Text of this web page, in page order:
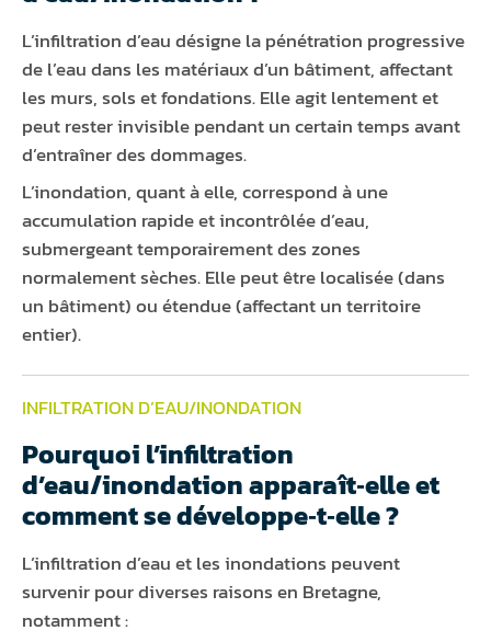
L’infiltration d’eau désigne la pénétration progressive
de l’eau dans les matériaux d’un bâtiment, affectant
les murs, sols et fondations. Elle agit lentement et
peut rester invisible pendant un certain temps avant
d’entraîner des dommages.
L’inondation, quant à elle, correspond à une
accumulation rapide et incontrôlée d’eau,
submergeant temporairement des zones
normalement sèches. Elle peut être localisée (dans
un bâtiment) ou étendue (affectant un territoire
entier).
INFILTRATION D’EAU/INONDATION
Pourquoi l’infiltration
d’eau/inondation apparaît‑elle et
comment se développe‑t‑elle ?
L’infiltration d’eau et les inondations peuvent
survenir pour diverses raisons en Bretagne,
notamment :